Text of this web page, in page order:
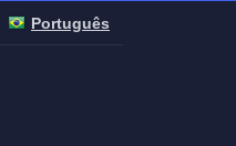
Português